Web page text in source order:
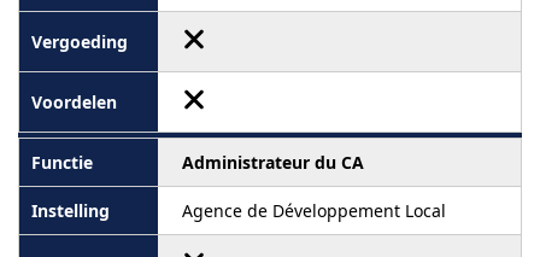
Administrateur du CA
Agence de Développement Local